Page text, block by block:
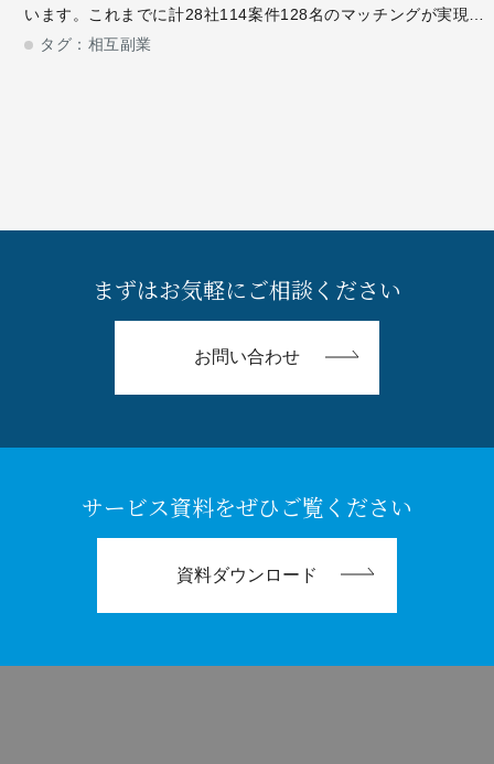
います。これまでに計28社114案件128名のマッチングが実現、
相互副業が誕生しました。今回は相互副業を実施した、日本たば
タグ： 相互副業
まずはお気軽にご相談ください
お問い合わせ
サービス資料をぜひご覧ください
資料ダウンロード